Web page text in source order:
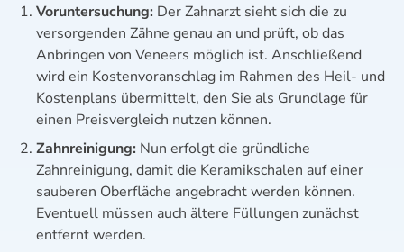
Voruntersuchung: Der Zahnarzt sieht sich die zu
versorgenden Zähne genau an und prüft, ob das
Anbringen von Veneers möglich ist. Anschließend
wird ein Kostenvoranschlag im Rahmen des Heil- und
Kostenplans übermittelt, den Sie als Grundlage für
einen Preisvergleich nutzen können.
Zahnreinigung: Nun erfolgt die gründliche
Zahnreinigung, damit die Keramikschalen auf einer
sauberen Oberfläche angebracht werden können.
Eventuell müssen auch ältere Füllungen zunächst
entfernt werden.